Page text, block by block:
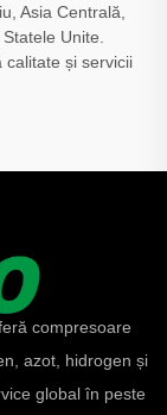
Asia Centrală,
Unite.
calitate și servicii
compresoare
azot, hidrogen și
global în peste